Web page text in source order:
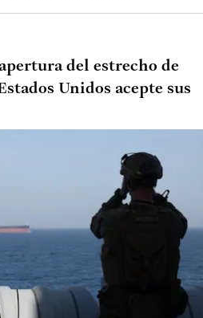
del estrecho de
Unidos acepte sus